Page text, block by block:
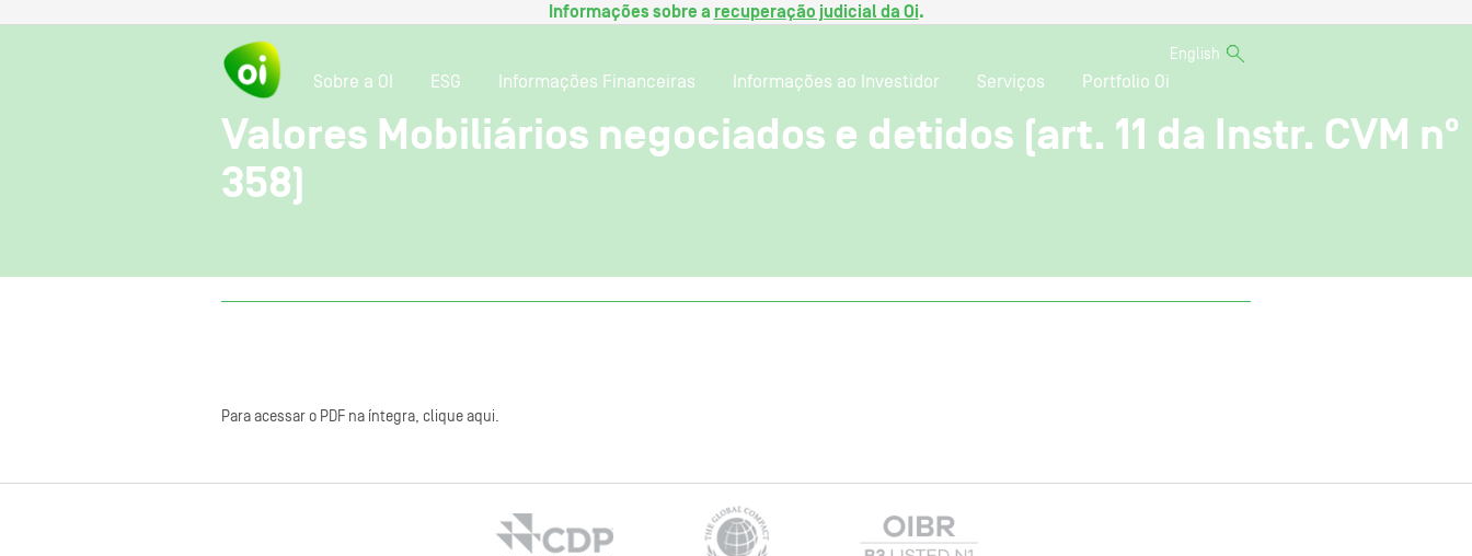
Informações sobre a recuperação judicial da Oi.
English
Sobre a OI ESG Informações Financeiras Informações ao Investidor Serviços Portfolio Oi
Valores Mobiliários negociados e detidos (art. 11 da Instr. CVM nº
358)
Para acessar o PDF na íntegra, clique aqui.